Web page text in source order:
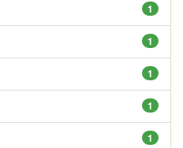
1
1
1
1
1